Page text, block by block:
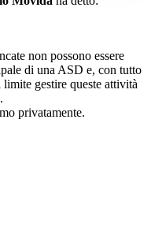
non possono essere
di una ASD e, con tutto
gestire queste attività
privatamente.